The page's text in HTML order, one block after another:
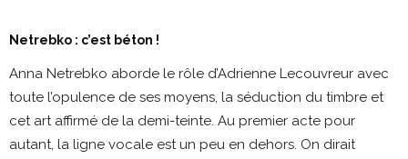
Netrebko : c’est béton !
Anna Netrebko aborde le rôle d’Adrienne Lecouvreur avec
toute l’opulence de ses moyens, la séduction du timbre et
cet art affirmé de la demi-teinte. Au premier acte pour
autant, la ligne vocale est un peu en dehors. On dirait